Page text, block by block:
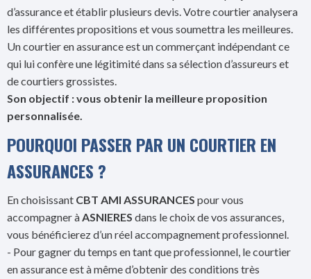
d’assurance et établir plusieurs devis. Votre courtier analysera
les différentes propositions et vous soumettra les meilleures.
Un courtier en assurance est un commerçant indépendant ce
qui lui confère une légitimité dans sa sélection d’assureurs et
de courtiers grossistes.
Son objectif : vous obtenir la meilleure proposition
personnalisée.
POURQUOI PASSER PAR UN COURTIER EN
ASSURANCES ?
En choisissant CBT AMI ASSURANCES pour vous
accompagner àASNIERES dans le choix de vos assurances,
vous bénéficierez d’un réel accompagnement professionnel.
- Pour gagner du temps en tant que professionnel, le courtier
en assurance est à même d’obtenir des conditions très